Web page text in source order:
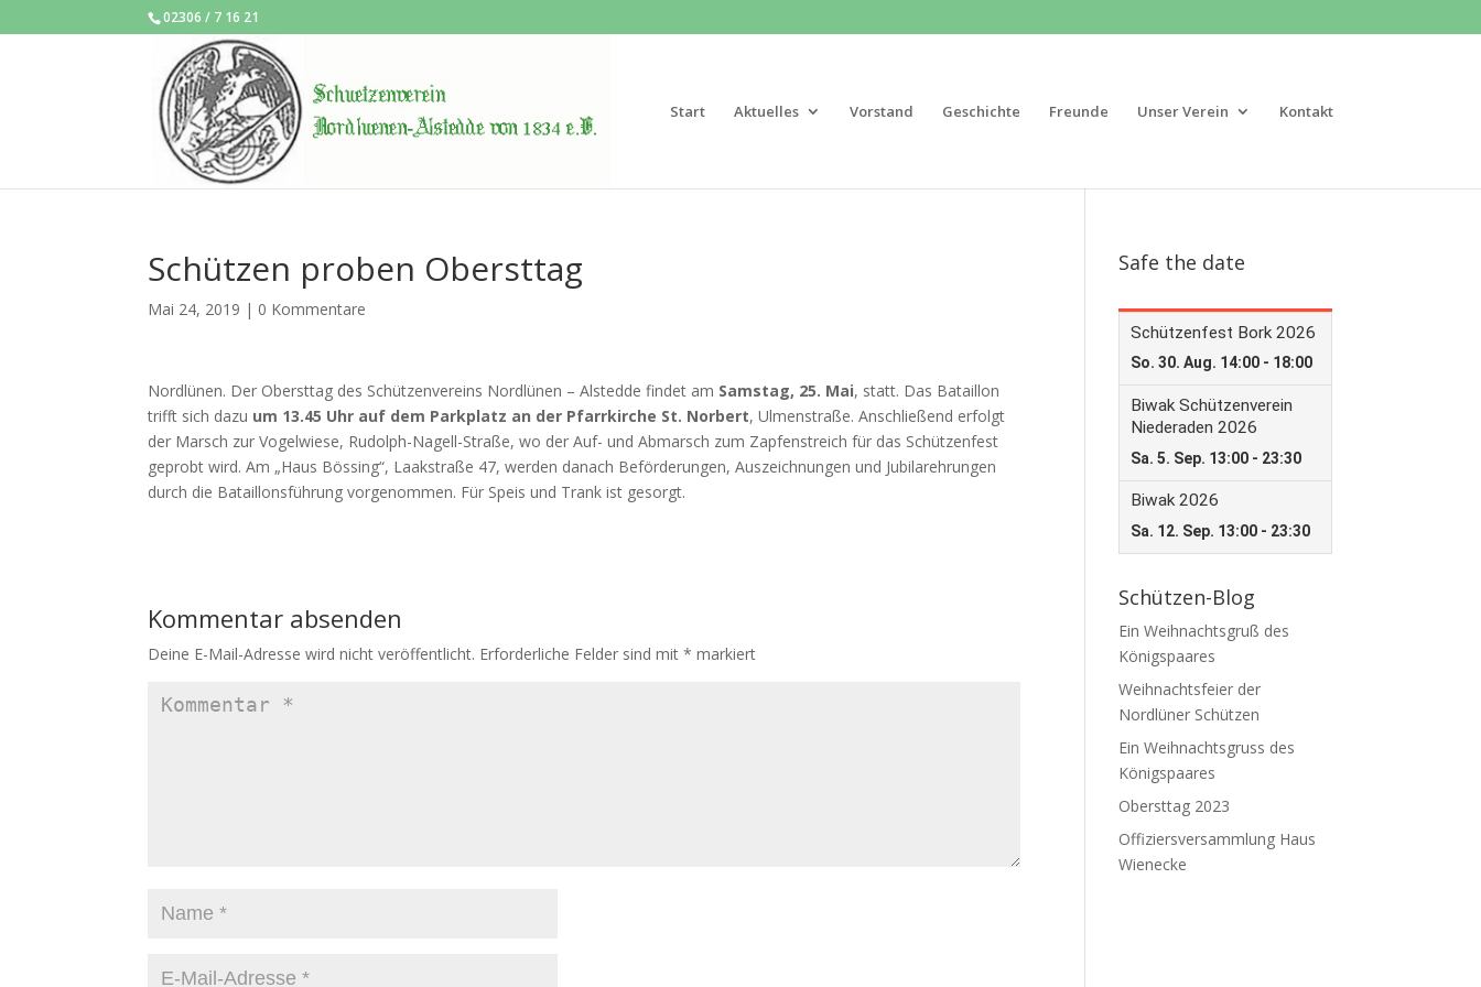
02306 / 7 16 21
Start Aktuelles Vorstand Geschichte Freunde Unser Verein Kontakt
Schützen proben Obersttag
Mai 24, 2019 | 0 Kommentare
Nordlünen. Der Obersttag des Schützenvereins Nordlünen – Alstedde findet am Samstag, 25. Mai, statt. Das Bataillon
trifft sich dazu um 13.45 Uhr auf dem Parkplatz an der Pfarrkirche St. Norbert, Ulmenstraße. Anschließend erfolgt
der Marsch zur Vogelwiese, Rudolph-Nagell-Straße, wo der Auf- und Abmarsch zum Zapfenstreich für das Schützenfest
geprobt wird. Am „Haus Bössing“, Laakstraße 47, werden danach Beförderungen, Auszeichnungen und Jubilarehrungen
durch die Bataillonsführung vorgenommen. Für Speis und Trank ist gesorgt.
Kommentar absenden
Deine E-Mail-Adresse wird nicht veröffentlicht. Erforderliche Felder sind mit* markiert
Safe the date
Schützen-Blog
Ein Weihnachtsgruß des
Königspaares
Weihnachtsfeier der
Nordlüner Schützen
Ein Weihnachtsgruss des
Königspaares
Obersttag 2023
Offiziersversammlung Haus
Wienecke